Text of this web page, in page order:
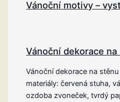
Vánoční motivy –
Vánoční dekorace na
Vánoční dekorace na
materiály: červená stuha,
ozdoba zvoneček, tvrdý